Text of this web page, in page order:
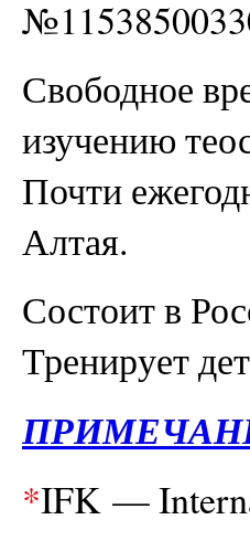
Свободное
изучению
Почти
Алтая.
Состоит в
Тренирует
*IFK —